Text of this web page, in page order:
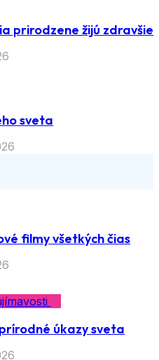
prirodzene žijú zdravšie
sveta
filmy všetkých čias
úkazy sveta